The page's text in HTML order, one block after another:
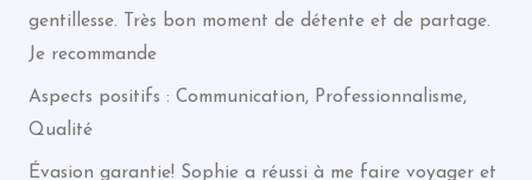
gentillesse. Très bon moment de détente et de partage.
Je recommande
Aspects positifs : Communication, Professionnalisme,
Qualité
Évasion garantie! Sophie a réussi à me faire voyager et